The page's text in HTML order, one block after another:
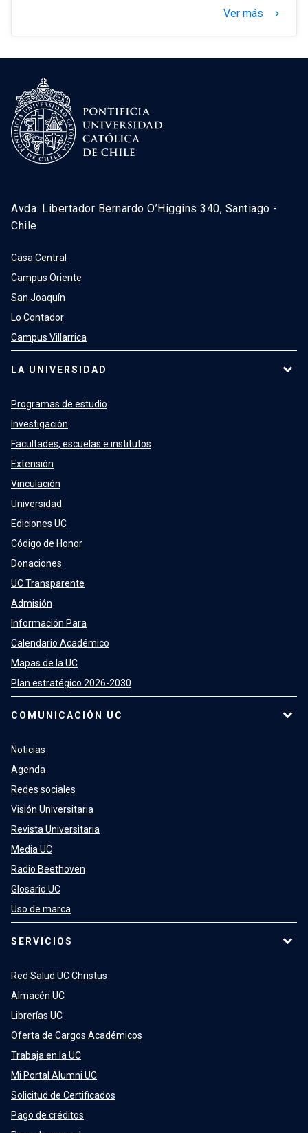
Ver más keyboard_arrow_right
Avda. Libertador Bernardo O’Higgins 340, Santiago -
Chile
Casa Central
Campus Oriente
San Joaquín
Lo Contador
Campus Villarrica
LA UNIVERSIDAD
Programas de estudio
Investigación
Facultades, escuelas e institutos
Extensión
Vinculación
Universidad
Ediciones UC
Código de Honor
Donaciones
UC Transparente
Admisión
Información Para
Calendario Académico
Mapas de la UC
Plan estratégico 2026-2030
COMUNICACIÓN UC
Noticias
Agenda
Redes sociales
Visión Universitaria
Revista Universitaria
Media UC
Radio Beethoven
Glosario UC
Uso de marca
SERVICIOS
Red Salud UC Christus
Almacén UC
Librerías UC
Oferta de Cargos Académicos
Trabaja en la UC
Mi Portal Alumni UC
Solicitud de Certificados
Pago de créditos